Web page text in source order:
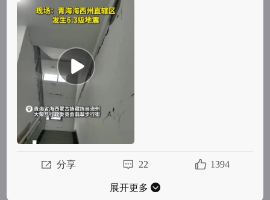
7时06分，在青海海西州直辖区发生6.3级地
震，震源深度10公里。戳视频↓（记者：王...
部
分享 22 1394
展开更多